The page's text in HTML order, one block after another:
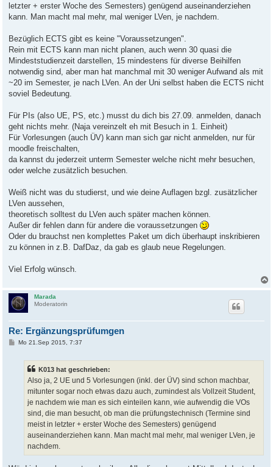
letzter + erster Woche des Semesters) genügend auseinanderziehen
kann. Man macht mal mehr, mal weniger LVen, je nachdem.
Bezüglich ECTS gibt es keine "Voraussetzungen".
Rein mit ECTS kann man nicht planen, auch wenn 30 quasi die
Mindeststudienzeit darstellen, 15 mindestens für diverse Beihilfen
notwendig sind, aber man hat manchmal mit 30 weniger Aufwand als mit
~20 im Semester, je nach LVen. An der Uni selbst haben die ECTS nicht
soviel Bedeutung.
Für PIs (also UE, PS, etc.) musst du dich bis 27.09. anmelden, danach
geht nichts mehr. (Naja vereinzelt eh mit Besuch in 1. Einheit)
Für Vorlesungen (auch ÜV) kann man sich gar nicht anmelden, nur für
moodle freischalten,
da kannst du jederzeit unterm Semester welche nicht mehr besuchen,
oder welche zusätzlich besuchen.
Weiß nicht was du studierst, und wie deine Auflagen bzgl. zusätzlicher
LVen aussehen,
theoretisch solltest du LVen auch später machen können.
Außer dir fehlen dann für andere die voraussetzungen
Oder du brauchst nen komplettes Paket um dich überhaupt inskribieren
zu können in z.B. DafDaz, da gab es glaub neue Regelungen.
Viel Erfolg wünsch.
Marada
Moderatorin
Re: Ergänzungsprüfumgen
BMo 21.Sep 2015, 7:37
K013 hat geschrieben:
Also ja, 2 UE und 5 Vorlesungen (inkl. der ÜV) sind schon machbar,
mitunter sogar noch etwas dazu auch, zumindest als Vollzeit Student,
je nachdem wie man es sich einteilen kann, wie aufwendig die VOs
sind, die man besucht, ob man die prüfungstechnisch (Termine sind
meist in letzter + erster Woche des Semesters) genügend
auseinanderziehen kann. Man macht mal mehr, mal weniger LVen, je
nachdem.